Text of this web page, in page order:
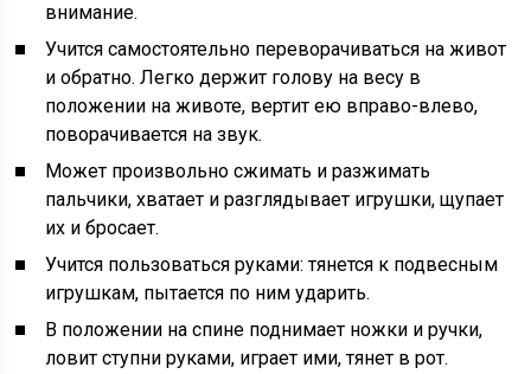
внимание.
Учится самостоятельно переворачиваться на живот
и обратно. Легко держит голову на весу в
положении на животе, вертит ею вправо-влево,
поворачивается на звук.
Может произвольно сжимать и разжимать
пальчики, хватает и разглядывает игрушки, щупает
их и бросает.
Учится пользоваться руками: тянется к подвесным
игрушкам, пытается по ним ударить.
В положении на спине поднимает ножки и ручки,
ловит ступни руками, играет ими, тянет в рот.